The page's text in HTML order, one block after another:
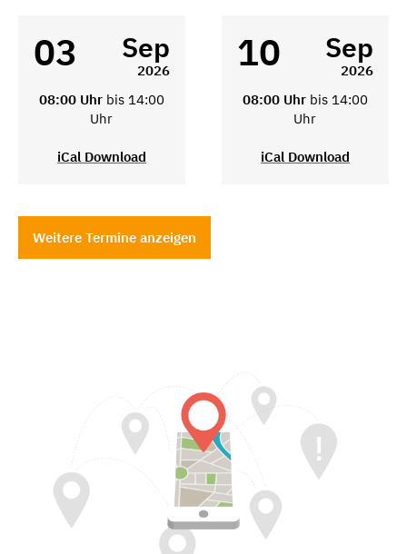
03 Sep
2026
08:00 Uhr bis 14:00
Uhr
iCal Download
10 Sep
2026
08:00 Uhr bis 14:00
Uhr
iCal Download
Weitere Termine anzeigen